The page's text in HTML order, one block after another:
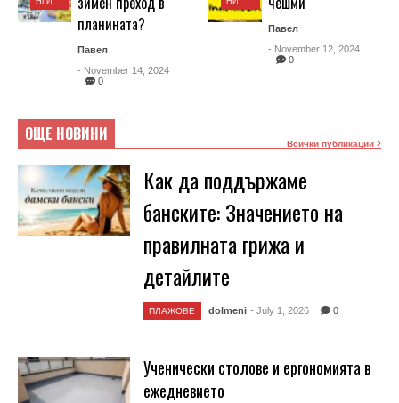
планината?
Павел
- November 14, 2024
0
Павел
- November 12, 2024
0
ОЩЕ НОВИНИ Всички публикации
Как да поддържаме
банските: Значението на
правилната грижа и
детайлите
ПЛАЖОВЕ dolmeni - July 1, 2026 0
Ученически столове и ергономията в
ежедневието